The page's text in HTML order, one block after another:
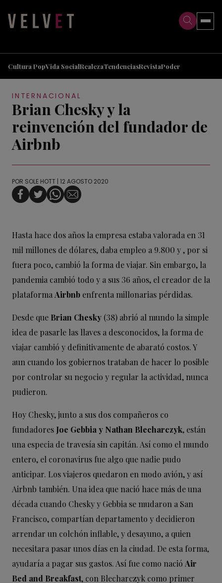
Cultura PopVida SocialRealezaTendenciasRevistaPoder
INTERNACIONAL
Brian Chesky y la
reinvención del fundador de
Airbnb
POR SOLE HOTT | 12 AGOSTO 2020
Hasta hace dos años la empresa estaba valorada en 31
mil millones de dólares, daba empleo a 9.800 y , por si
fuera poco, cambió la forma de viajar. Sin embargo, la
pandemia cambió todo y a sus 36 años, el creador de la
plataforma Airbnb enfrenta millonarias pérdidas.
Desde que Brian Chesky (38) abrió al mundo la simple
idea de pasarle las llaves a desconocidos, la forma de
viajar cambió y definitivamente de abarató costos. Y
aun cuando los gobiernos trataban de hacer lo posible
por controlar su negocio y regular la actividad, nunca
pudieron.
Hoy Chesky, junto a sus dos compañeros co
fundadores Joe Gebbia y Nathan Blecharczyk, están
una especia de travesía sin capitán. Así como el mundo
entero, el coronavirus fue algo que nadie pudo
anticipar. Los viajeros quedaron en modo avión, y así
Airbnb también. Una idea que nació hace más de una
década cuando Chesky y Gebbia se mudaron a San
Francisco, compartían departamento y decidieron
arrendar un colchón inflable, y desayuno, a quien
necesitara pasar unos días en la ciudad. De esta forma,
ayudaría a pagar sus gastos. Así fue como nació Air
Bed and Breakfast, con Blecharczyk como primer